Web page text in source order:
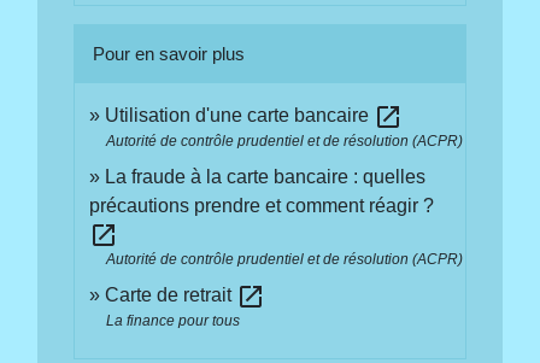
Pour en savoir plus
Utilisation d'une carte bancaire open_in_new
Autorité de contrôle prudentiel et de résolution (ACPR)
La fraude à la carte bancaire : quelles
précautions prendre et comment réagir ?
open_in_new
Autorité de contrôle prudentiel et de résolution (ACPR)
Carte de retrait open_in_new
La finance pour tous